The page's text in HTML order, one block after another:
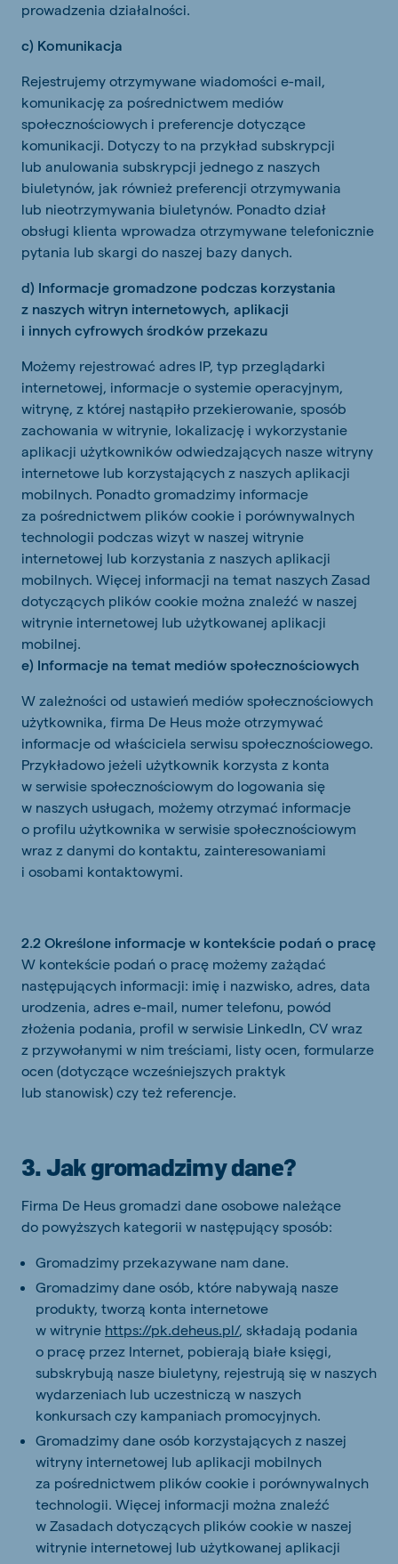
prowadzenia działalności.
c) Komunikacja
Rejestrujemy otrzymywane wiadomości e-mail,
komunikację za pośrednictwem mediów
społecznościowych i preferencje dotyczące
komunikacji. Dotyczy to na przykład subskrypcji
lub anulowania subskrypcji jednego z naszych
biuletynów, jak również preferencji otrzymywania
lub nieotrzymywania biuletynów. Ponadto dział
obsługi klienta wprowadza otrzymywane telefonicznie
pytania lub skargi do naszej bazy danych.
d) Informacje gromadzone podczas korzystania
z naszych witryn internetowych, aplikacji
i innych cyfrowych środków przekazu
Możemy rejestrować adres IP, typ przeglądarki
internetowej, informacje o systemie operacyjnym,
witrynę, z której nastąpiło przekierowanie, sposób
zachowania w witrynie, lokalizację i wykorzystanie
aplikacji użytkowników odwiedzających nasze witryny
internetowe lub korzystających z naszych aplikacji
mobilnych. Ponadto gromadzimy informacje
za pośrednictwem plików cookie i porównywalnych
technologii podczas wizyt w naszej witrynie
internetowej lub korzystania z naszych aplikacji
mobilnych. Więcej informacji na temat naszych Zasad
dotyczących plików cookie można znaleźć w naszej
witrynie internetowej lub użytkowanej aplikacji
mobilnej.
e) Informacje na temat mediów społecznościowych
W zależności od ustawień mediów społecznościowych
użytkownika, firma De Heus może otrzymywać
informacje od właściciela serwisu społecznościowego.
Przykładowo jeżeli użytkownik korzysta z konta
w serwisie społecznościowym do logowania się
w naszych usługach, możemy otrzymać informacje
o profilu użytkownika w serwisie społecznościowym
wraz z danymi do kontaktu, zainteresowaniami
i osobami kontaktowymi.
2.2 Określone informacje w kontekście podań o pracę
W kontekście podań o pracę możemy zażądać
następujących informacji: imię i nazwisko, adres, data
urodzenia, adres e-mail, numer telefonu, powód
złożenia podania, profil w serwisie LinkedIn, CV wraz
z przywołanymi w nim treściami, listy ocen, formularze
ocen (dotyczące wcześniejszych praktyk
lub stanowisk) czy też referencje.
3. Jak gromadzimy dane?
Firma De Heus gromadzi dane osobowe należące
do powyższych kategorii w następujący sposób:
Gromadzimy przekazywane nam dane.
Gromadzimy dane osób, które nabywają nasze
produkty, tworzą konta internetowe
w witrynie https://pk.deheus.pl/, składają podania
o pracę przez Internet, pobierają białe księgi,
subskrybują nasze biuletyny, rejestrują się w naszych
wydarzeniach lub uczestniczą w naszych
konkursach czy kampaniach promocyjnych.
Gromadzimy dane osób korzystających z naszej
witryny internetowej lub aplikacji mobilnych
za pośrednictwem plików cookie i porównywalnych
technologii. Więcej informacji można znaleźć
w Zasadach dotyczących plików cookie w naszej
witrynie internetowej lub użytkowanej aplikacji